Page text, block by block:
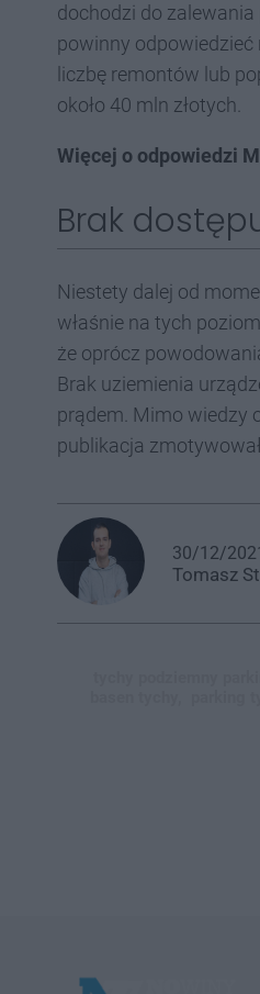
dochodzi do
powinny odpowiedzieć
liczbę remontów lub
około 40 mln złotych.
Więcej o odpowiedzi
Brak
Niestety dalej od
właśnie na tych
że oprócz
Brak uziemienia
prądem. Mimo wiedzy
publikacja
30/12/
Tomasz